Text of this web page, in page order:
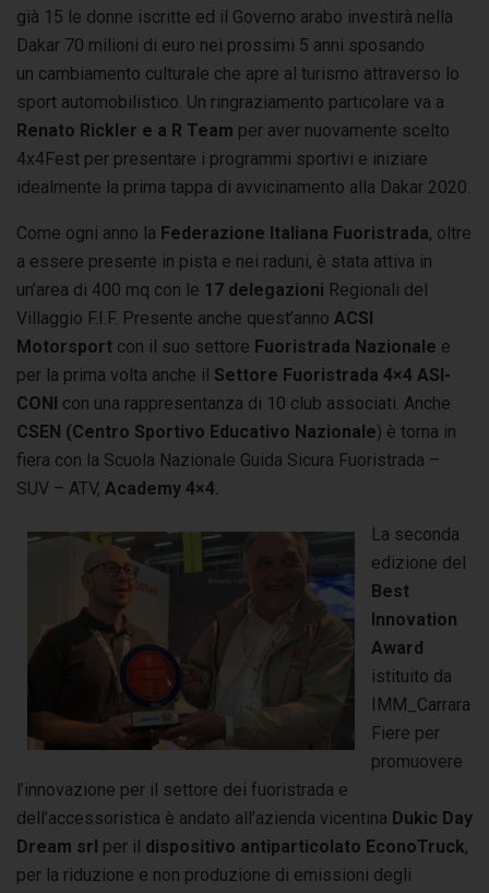
già 15 le donne iscritte ed il Governo arabo investirà nella
Dakar 70 milioni di euro nei prossimi 5 anni sposando
un cambiamento culturale che apre al turismo attraverso lo
sport automobilistico. Un ringraziamento particolare va a
Renato Rickler e a R Team per aver nuovamente scelto
4x4Fest per presentare i programmi sportivi e iniziare
idealmente la prima tappa di avvicinamento alla Dakar 2020.
Come ogni anno la Federazione Italiana Fuoristrada, oltre
a essere presente in pista e nei raduni, è stata attiva in
un’area di 400 mq con le 17 delegazioni Regionali del
Villaggio F.I.F. Presente anche quest’anno ACSI
Motorsport con il suo settore Fuoristrada Nazionale e
per la prima volta anche il Settore Fuoristrada 4×4 ASI-
CONI con una rappresentanza di 10 club associati. Anche
CSEN (Centro Sportivo Educativo Nazionale) è torna in
fiera con la Scuola Nazionale Guida Sicura Fuoristrada –
SUV – ATV, Academy 4×4.
La seconda
edizione del
Best
Innovation
Award
istituito da
IMM_Carrara
Fiere per
promuovere
l’innovazione per il settore dei fuoristrada e
dell’accessoristica è andato all’azienda vicentina Dukic Day
Dream srl per il dispositivo antiparticolato EconoTruck,
per la riduzione e non produzione di emissioni degli